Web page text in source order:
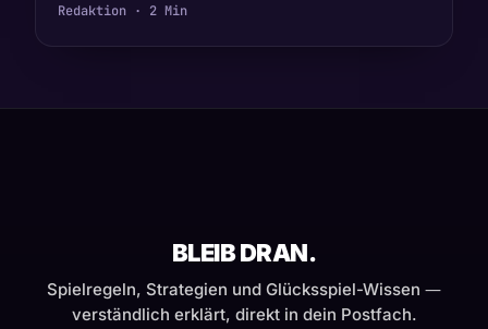
Redaktion · 2 Min
BLEIB DRAN.
Spielregeln, Strategien und Glücksspiel-Wissen —
verständlich erklärt, direkt in dein Postfach.